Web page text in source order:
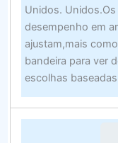
Unidos.
desempenho em
ajustam,mais
bandeira para ver
escolhas